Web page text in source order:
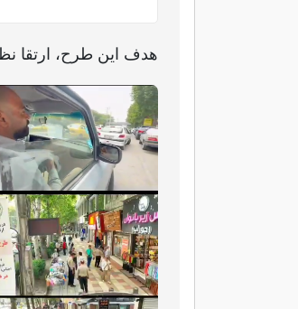
هدف این طرح، ارتقا